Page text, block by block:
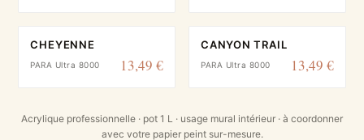
CHEYENNE
PARA Ultra 8000 13,49 €
CANYON TRAIL
PARA Ultra 8000 13,49 €
Acrylique professionnelle · pot 1 L · usage mural intérieur · à coordonner
avec votre papier peint sur-mesure.